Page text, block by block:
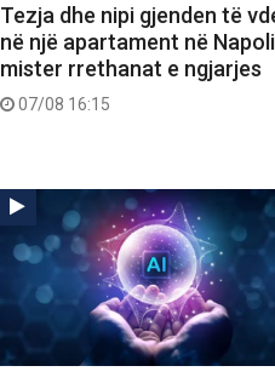
Tezja dhe nipi gjenden të
në një apartament në
mister rrethanat e ngjarjes
07/08 16:15